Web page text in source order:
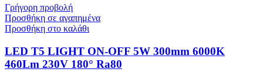
Γρήγορη προβολή
Προσθήκη σε αγαπημένα
Προσθήκη στο καλάθι
LED T5 LIGHT ON-OFF 5W 300mm 6000K
460Lm 230V 180° Ra80